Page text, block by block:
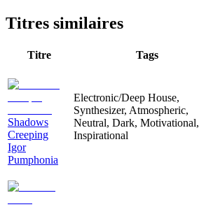
Titres similaires
Titre Tags
Shadows
Creeping
Igor
Pumphonia
Electronic/Deep House,
Synthesizer, Atmospheric,
Neutral, Dark, Motivational,
Inspirational